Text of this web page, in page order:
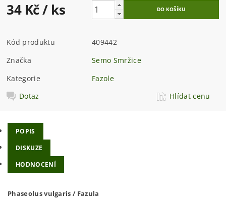
34 Kč/ ks
Kód produktu
409442
Značka
Semo Smržice
Kategorie
Fazole
Dotaz
Hlídat cenu
POPIS
DISKUZE
HODNOCENÍ
Phaseolus vulgaris / Fazula